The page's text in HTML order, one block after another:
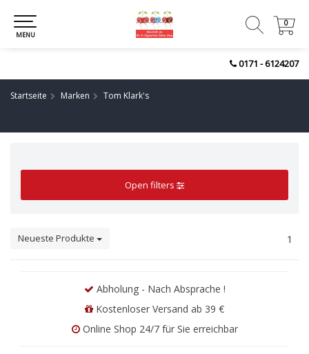
0171 - 6124207
0
0
MENU
Startseite Marken Tom Klark's
Open filters
Neueste Produkte 1
Abholung - Nach Absprache !
Kostenloser Versand ab 39 €
Online Shop 24/7 für Sie erreichbar